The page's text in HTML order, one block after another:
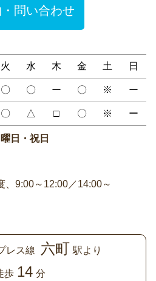
問い合わせ
火 水 木 金 土 日
〇 〇 ー 〇 ※ ー
〇 △ □ 〇 ※ ー
日・祝日
9:00～12:00／14:00～
レス線 六町 駅より
歩 14 分